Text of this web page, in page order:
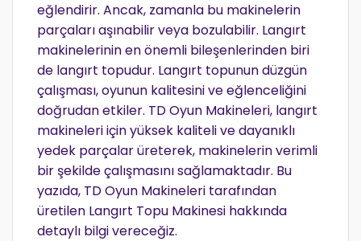
eğlendirir. Ancak, zamanla bu makinelerin
parçaları aşınabilir veya bozulabilir. Langırt
makinelerinin en önemli bileşenlerinden biri
de langırt topudur. Langırt topunun düzgün
çalışması, oyunun kalitesini ve eğlenceliğini
doğrudan etkiler. TD Oyun Makineleri, langırt
makineleri için yüksek kaliteli ve dayanıklı
yedek parçalar üreterek, makinelerin verimli
bir şekilde çalışmasını sağlamaktadır. Bu
yazıda, TD Oyun Makineleri tarafından
üretilen Langırt Topu Makinesi hakkında
detaylı bilgi vereceğiz.